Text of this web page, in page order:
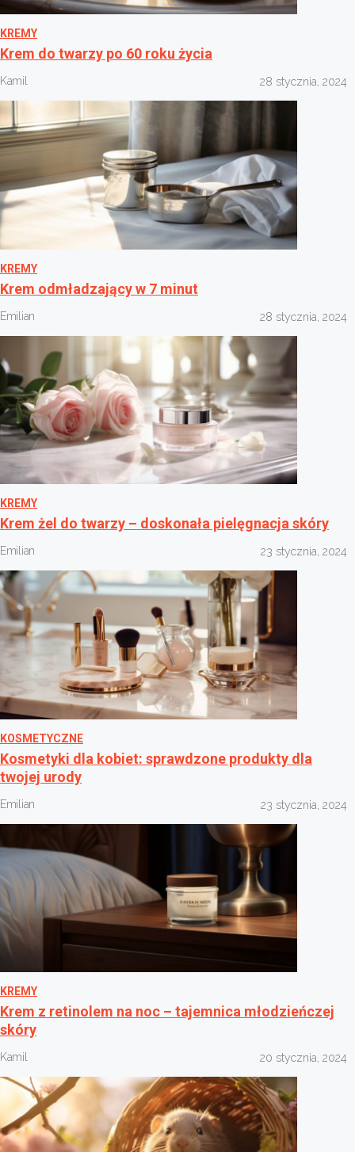
KREMY
Krem do twarzy po 60 roku życia
Kamil 28 stycznia, 2024
KREMY
Krem odmładzający w 7 minut
Emilian 28 stycznia, 2024
KREMY
Krem żel do twarzy – doskonała pielęgnacja skóry
Emilian 23 stycznia, 2024
KOSMETYCZNE
Kosmetyki dla kobiet: sprawdzone produkty dla
twojej urody
Emilian 23 stycznia, 2024
KREMY
Krem z retinolem na noc – tajemnica młodzieńczej
skóry
Kamil 20 stycznia, 2024